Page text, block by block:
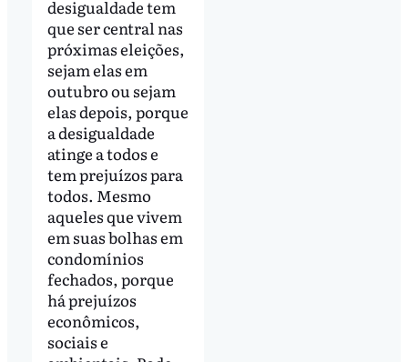
desigualdade tem
que ser central nas
próximas eleições,
sejam elas em
outubro ou sejam
elas depois, porque
a desigualdade
atinge a todos e
tem prejuízos para
todos. Mesmo
aqueles que vivem
em suas bolhas em
condomínios
fechados, porque
há prejuízos
econômicos,
sociais e